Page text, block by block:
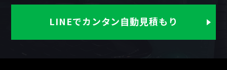
LINEでカンタン自動見積もり